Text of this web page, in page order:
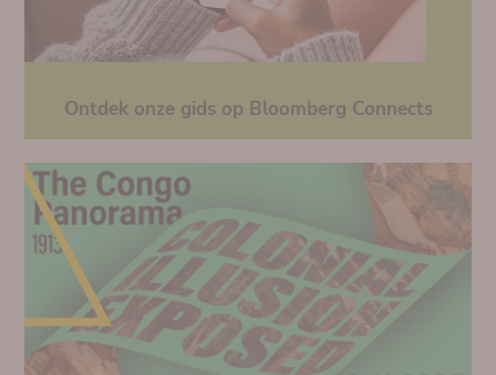
Ontdek onze gids op Bloomberg Connects